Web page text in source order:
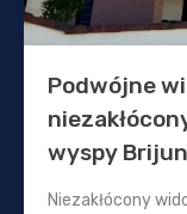
Podwójne
wyspy
Niezakłócony